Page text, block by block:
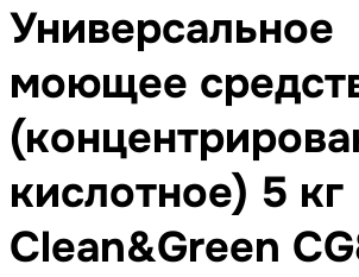
Универсальное
моющее
кислотное) 5 кг
Clean&Green